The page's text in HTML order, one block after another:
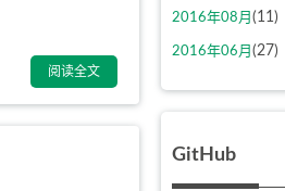
阅读全文
2016年08月 (11)
2016年06月 (27)
GitHub